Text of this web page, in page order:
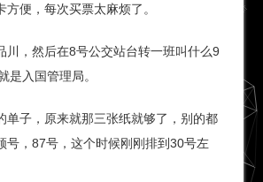
方便，每次买票太麻烦了。
川，然后在8号公交站台转一班叫什么9
是入国管理局。
单子，原来就那三张纸就够了，别的都
号，87号，这个时候刚刚排到30号左